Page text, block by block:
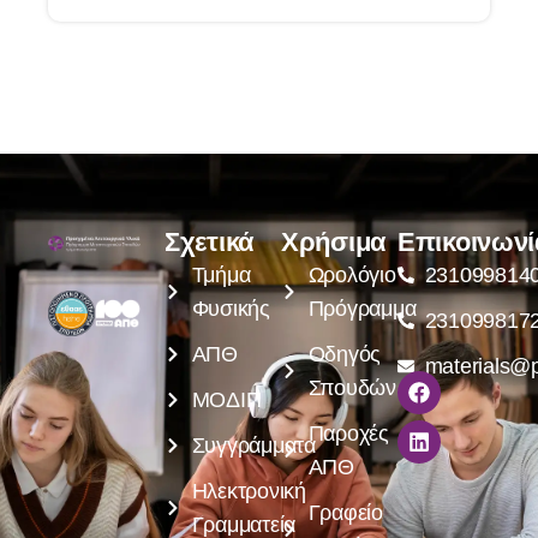
Σχετικά
Τμήμα
Φυσικής
ΑΠΘ
ΜΟΔΙΠ
Συγγράμματα
Ηλεκτρονική
Γραμματεία
Χρήσιμα
Ωρολόγιο
Πρόγραμμα
Οδηγός
Σπουδών
Παροχές
ΑΠΘ
Γραφείο